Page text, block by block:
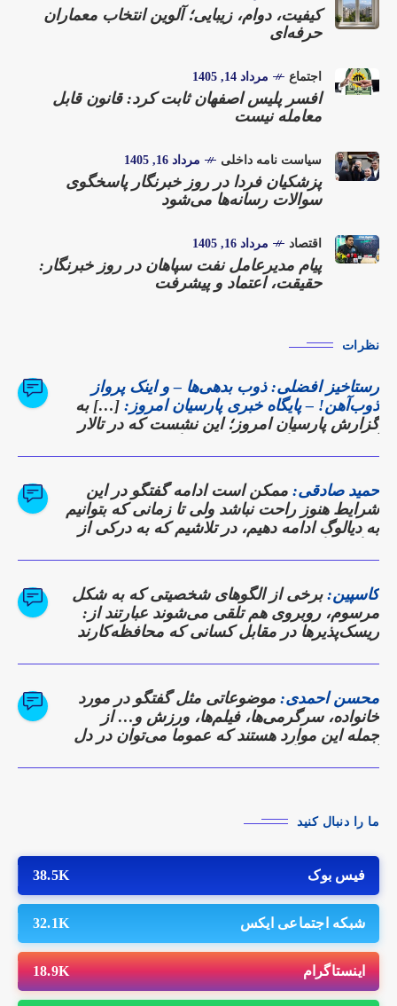
کیفیت، دوام، زیبایی؛ آلوین انتخاب معماران
حرفه‌ای
اجتماع مرداد 14, 1405
افسر پلیس اصفهان ثابت کرد: قانون قابل
معامله نیست
سیاست نامه داخلی مرداد 16, 1405
پزشکیان فردا در روز خبرنگار پاسخگوی
سوالات رسانه‌ها می‌شود
اقتصاد مرداد 16, 1405
پیام مدیرعامل نفت سپاهان در روز خبرنگار:
حقیقت، اعتماد و پیشرفت
نظرات
رستاخیز افضلی: ذوب بدهی‌ها – و اینک پرواز
ذوب‌آهن! – پایگاه خبری پارسیان امروز: […] به
گزارش پارسیان امروز؛ این نشست که در تالار
دستاوردها بود، بلکه وعده‌ای برای بازگشت
ذوب‌آهن به روزهای اوج تولید و سودآوری به
شمار می‌رفت. […]
حمید صادقی: ممکن است ادامه گفتگو در این
شرایط هنوز راحت نباشد ولی تا زمانی که بتوانیم
به دیالوگ ادامه دهیم، در تلاشیم که به درکی از
کاسپین:برخی از الگوهای شخصیتی که به شکل
مرسوم، روبروی هم تلقی می‌شوند عبارتند از:
ریسک‌پذیرها در مقابل کسانی که محافظه‌کارند
محسن احمدی: موضوعاتی مثل گفتگو در مورد
خانواده، سرگرمی‌ها، فیلم‌ها، ورزش و… از
جمله این موارد هستند که عموما می‌توان در دل
ما را دنبال کنید
فیس بوک 38.5K
شبکه اجتماعی ایکس 32.1K
اینستاگرام 18.9K